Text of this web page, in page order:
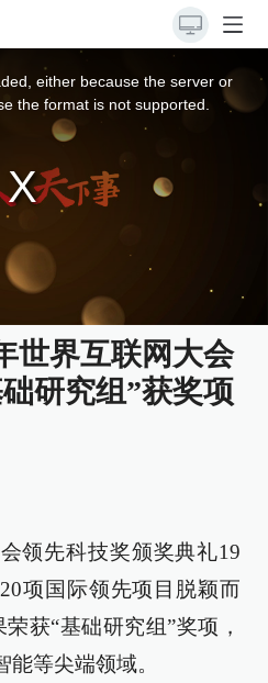
either because the server or
the format is not supported.
世界互联网大会
研究组”获奖项
领先科技奖颁奖典礼19
项国际领先项目脱颖而
获“基础研究组”奖项，
等尖端领域。